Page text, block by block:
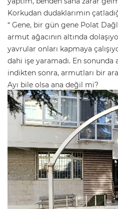
Korkudan dudaklarımın
“ Gene, bir gün gene Polat
armut ağacının altında
yavrular onları kapmaya
dahi işe yaramadı. En
indikten sonra, armutları bir
Ayı bile olsa ana değil mi?